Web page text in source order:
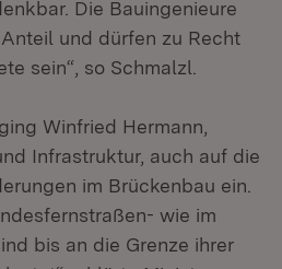
Die Bauingenieure
und dürfen zu Recht
sein“, so Schmalzl.
Winfried Hermann,
Infrastruktur, auch auf die
im Brückenbau ein.
wie im
bis an die Grenze ihrer